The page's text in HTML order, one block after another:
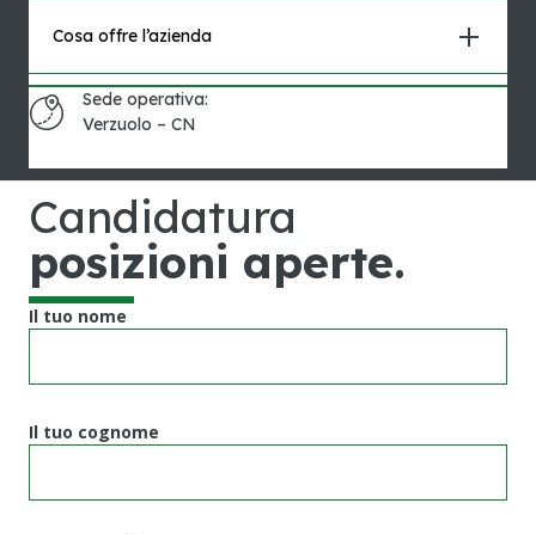
Cosa offre l’azienda
Sede operativa:
Verzuolo – CN
Candidatura
posizioni aperte.
Il tuo nome
Il tuo cognome